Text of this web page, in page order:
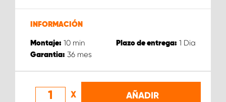
INFORMACIÓN
Montaje: 10 min Plazo de entrega: 1 Dia
Garantia: 36 mes
X AÑADIR